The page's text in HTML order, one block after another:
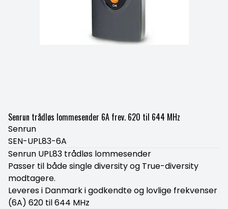
Senrun trådløs lommesender 6A frev. 620 til 644 MHz
Senrun
SEN-UPL83-6A
Senrun UPL83 trådløs lommesender
Passer til både single diversity og True-diversity
modtagere.
Leveres i Danmark i godkendte og lovlige frekvenser
(6A) 620 til 644 MHz